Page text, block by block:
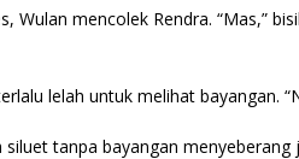
Wulan mencolek Rendra. “Mas,”
lelah untuk melihat bayangan.
tanpa bayangan